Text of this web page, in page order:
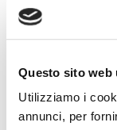
Questo sito web
Utilizziamo i
annunci, per